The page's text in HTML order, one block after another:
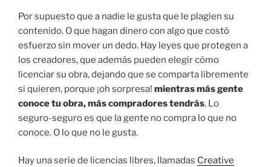
Por supuesto que a nadie le gusta que le plagien su
contenido. O que hagan dinero con algo que costó
esfuerzo sin mover un dedo. Hay leyes que protegen a
los creadores, que además pueden elegir cómo
licenciar su obra, dejando que se comparta libremente
si quieren, porque ¡oh sorpresa! mientras más gente
conoce tu obra, más compradores tendrás. Lo
seguro-seguro es que la gente no compra lo que no
conoce. O lo que no le gusta.
Hay una serie de licencias libres, llamadas Creative